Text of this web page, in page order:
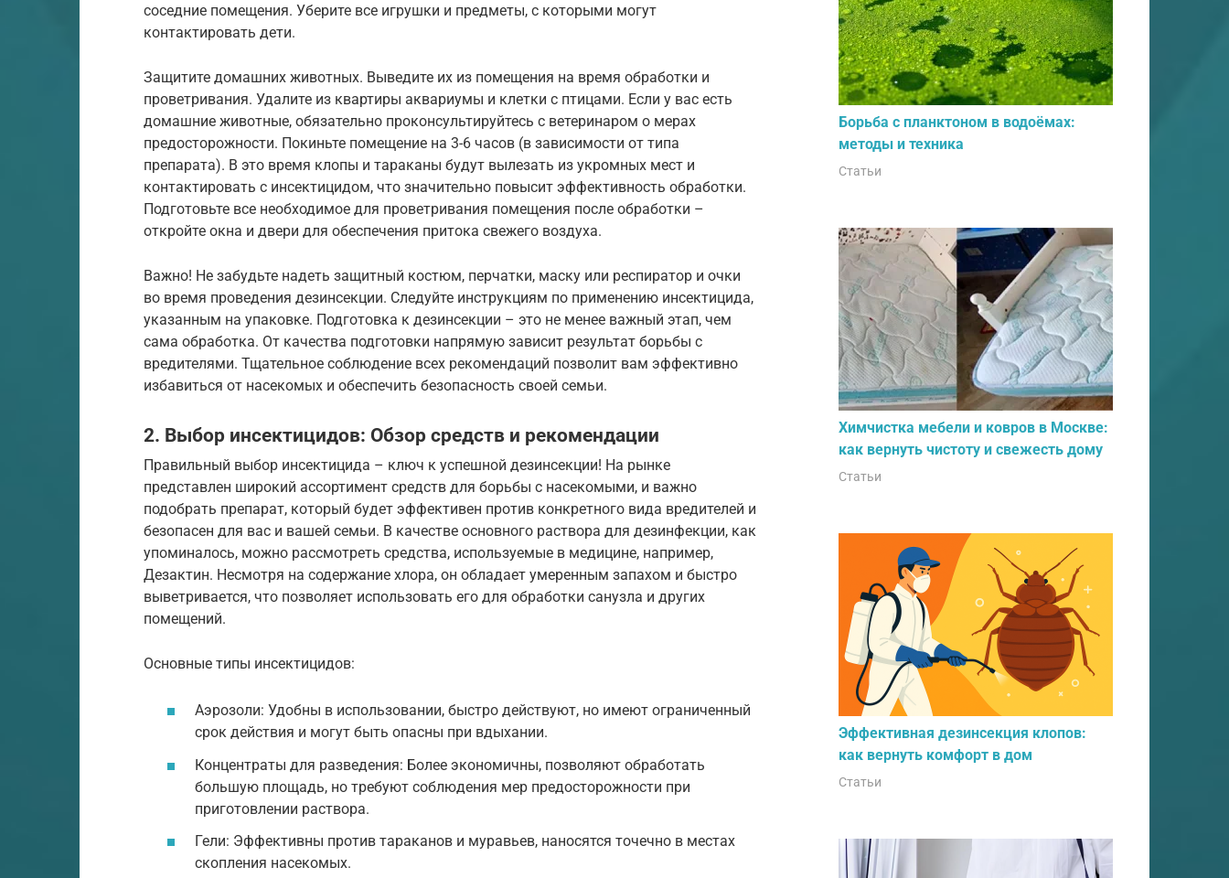
соседние помещения. Уберите все игрушки и предметы, с которыми могут
контактировать дети.
Защитите домашних животных. Выведите их из помещения на время обработки и
проветривания. Удалите из квартиры аквариумы и клетки с птицами. Если у вас есть
домашние животные, обязательно проконсультируйтесь с ветеринаром о мерах
предосторожности. Покиньте помещение на 3-6 часов (в зависимости от типа
препарата). В это время клопы и тараканы будут вылезать из укромных мест и
контактировать с инсектицидом, что значительно повысит эффективность обработки.
Подготовьте все необходимое для проветривания помещения после обработки –
откройте окна и двери для обеспечения притока свежего воздуха.
Важно! Не забудьте надеть защитный костюм, перчатки, маску или респиратор и очки
во время проведения дезинсекции. Следуйте инструкциям по применению инсектицида,
указанным на упаковке. Подготовка к дезинсекции – это не менее важный этап, чем
сама обработка. От качества подготовки напрямую зависит результат борьбы с
вредителями. Тщательное соблюдение всех рекомендаций позволит вам эффективно
избавиться от насекомых и обеспечить безопасность своей семьи.
2. Выбор инсектицидов: Обзор средств и рекомендации
Правильный выбор инсектицида – ключ к успешной дезинсекции! На рынке
представлен широкий ассортимент средств для борьбы с насекомыми, и важно
подобрать препарат, который будет эффективен против конкретного вида вредителей и
безопасен для вас и вашей семьи. В качестве основного раствора для дезинфекции, как
упоминалось, можно рассмотреть средства, используемые в медицине, например,
Дезактин. Несмотря на содержание хлора, он обладает умеренным запахом и быстро
выветривается, что позволяет использовать его для обработки санузла и других
помещений.
Основные типы инсектицидов:
Аэрозоли: Удобны в использовании, быстро действуют, но имеют ограниченный
срок действия и могут быть опасны при вдыхании.
Концентраты для разведения: Более экономичны, позволяют обработать
большую площадь, но требуют соблюдения мер предосторожности при
приготовлении раствора.
Гели: Эффективны против тараканов и муравьев, наносятся точечно в местах
скопления насекомых.
Борьба с планктоном в водоёмах:
методы и техника
Статьи
Химчистка мебели и ковров в Москве:
как вернуть чистоту и свежесть дому
Статьи
Эффективная дезинсекция клопов:
как вернуть комфорт в дом
Статьи